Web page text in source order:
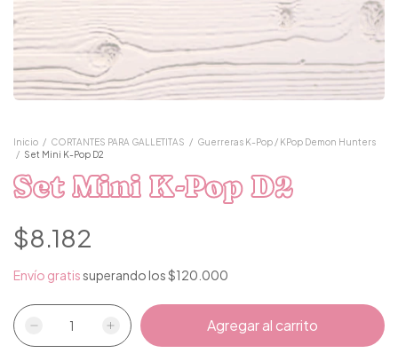
Inicio / CORTANTES PARA GALLETITAS / Guerreras K-Pop / KPop Demon Hunters
/ Set Mini K-Pop D2
Set Mini K-Pop D2
$8.182
Envío gratissuperando los$120.000